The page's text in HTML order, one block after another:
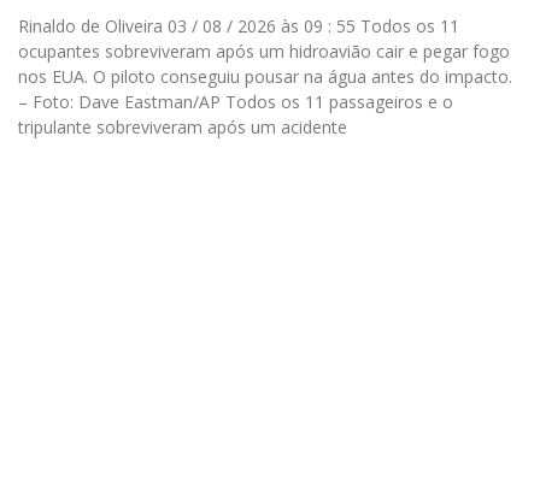
Rinaldo de Oliveira 03 / 08 / 2026 às 09 : 55 Todos os 11
ocupantes sobreviveram após um hidroavião cair e pegar fogo
nos EUA. O piloto conseguiu pousar na água antes do impacto.
– Foto: Dave Eastman/AP Todos os 11 passageiros e o
tripulante sobreviveram após um acidente